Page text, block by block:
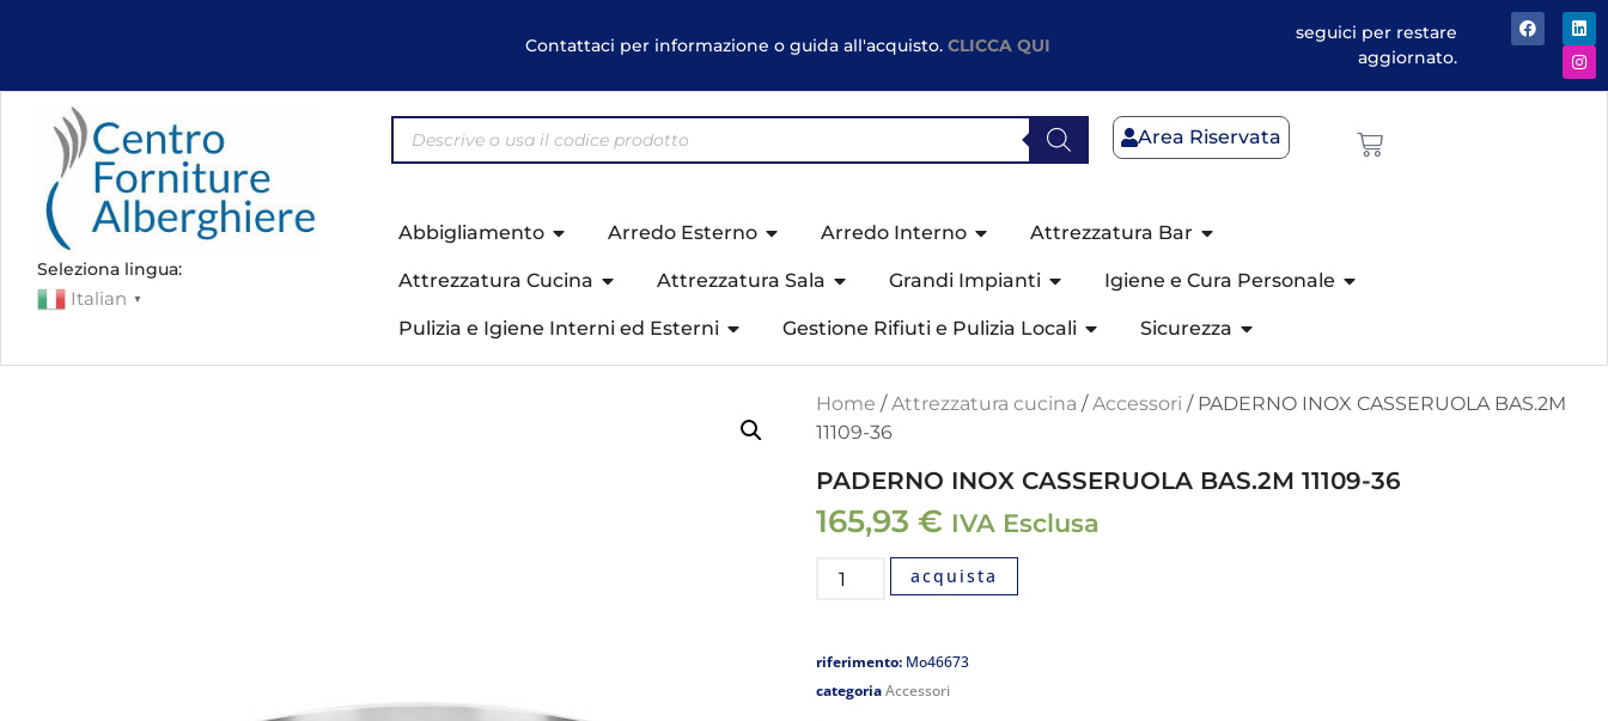
Contattaci per informazione o guida all'acquisto.CLICCA QUI
seguici per restare
aggiornato.
Seleziona lingua:
Italian ▼
Area Riservata
Abbigliamento Arredo Esterno Arredo Interno Attrezzatura Bar
Attrezzatura Cucina Attrezzatura Sala Grandi Impianti Igiene e Cura Personale
Pulizia e Igiene Interni ed Esterni Gestione Rifiuti e Pulizia Locali Sicurezza
Home /Attrezzatura cucina /Accessori / PADERNO INOX CASSERUOLA BAS.2M
11109-36
PADERNO INOX CASSERUOLA BAS.2M 11109-36
165,93 € IVA Esclusa
acquista
riferimento: Mo46673
categoriaAccessori